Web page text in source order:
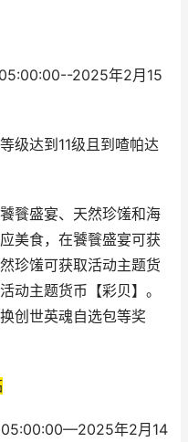
2025年2月15
级达到11级且到喳帕达
餮盛宴、天然珍馐和海
美食，在饕餮盛宴可获
珍馐可获取活动主题货
动主题货币【彩贝】。
创世英魂自选包等奖
05:00:00—2025年2月14